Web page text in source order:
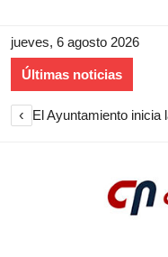
jueves, 6 agosto 2026
Últimas noticias
‹